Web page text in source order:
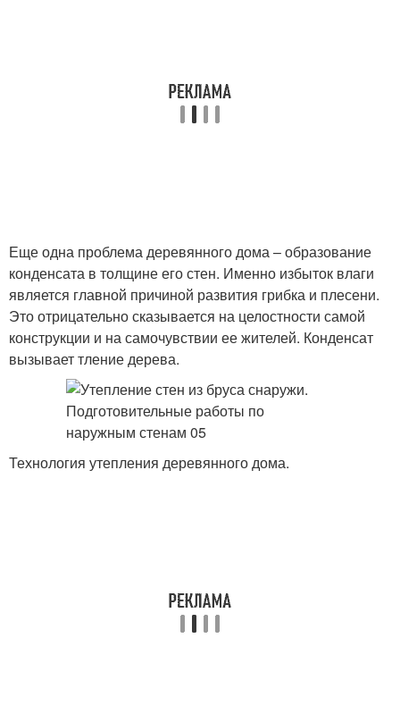
Еще одна проблема деревянного дома – образование
конденсата в толщине его стен. Именно избыток влаги
является главной причиной развития грибка и плесени.
Это отрицательно сказывается на целостности самой
конструкции и на самочувствии ее жителей. Конденсат
вызывает тление дерева.
Технология утепления деревянного дома.